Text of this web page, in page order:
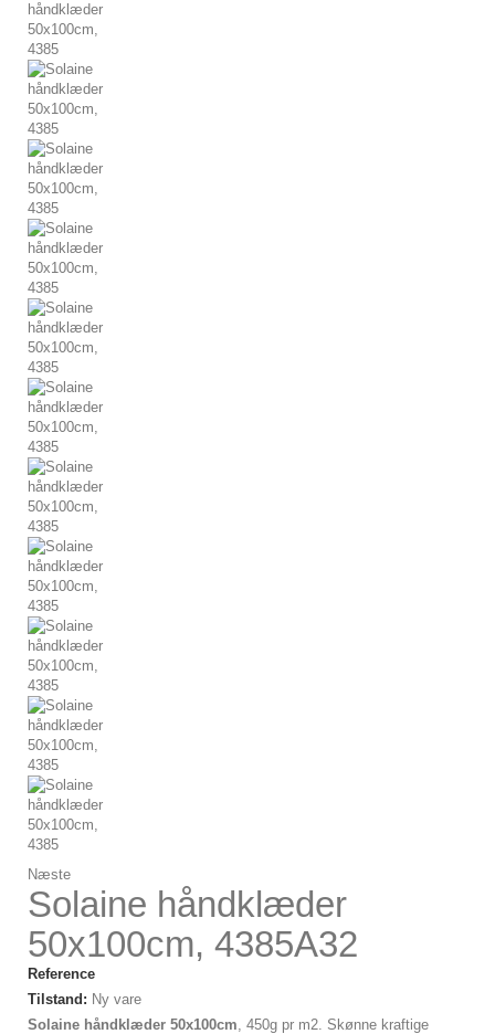
Næste
Solaine håndklæder
50x100cm, 4385A32
Reference
Tilstand: Ny vare
Solaine håndklæder 50x100cm , 450g pr m2. Skønne kraftige